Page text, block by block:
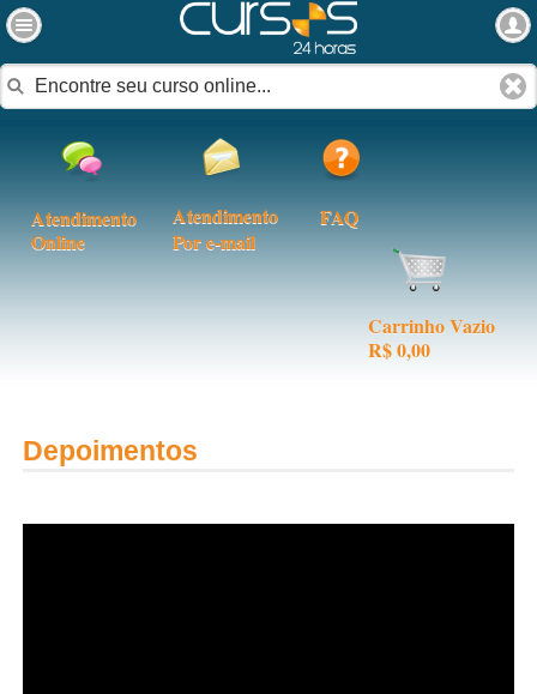
Atendimento
Online
Atendimento
Por e-mail
FAQ
Carrinho Vazio
R$ 0,00
Depoimentos